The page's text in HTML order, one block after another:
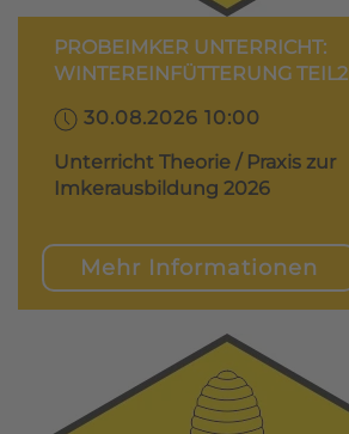
PROBEIMKER UNTERRICHT:
WINTEREINFÜTTERUNG TEIL2
30.08.2026 10:00
Unterricht Theorie / Praxis zur
Imkerausbildung 2026
Mehr Informationen